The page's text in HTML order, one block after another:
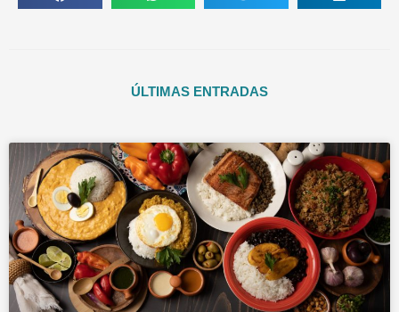
ÚLTIMAS ENTRADAS